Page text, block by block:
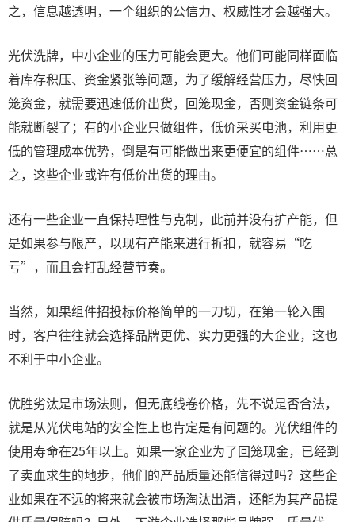
之，信息越透明，一个组织的公信力、权威性才会越强大。
光伏洗牌，中小企业的压力可能会更大。他们可能同样面临
着库存积压、资金紧张等问题，为了缓解经营压力，尽快回
笼资金，就需要迅速低价出货，回笼现金，否则资金链条可
能就断裂了；有的小企业只做组件，低价采买电池，利用更
低的管理成本优势，倒是有可能做出来更便宜的组件……总
之，这些企业或许有低价出货的理由。
还有一些企业一直保持理性与克制，此前并没有扩产能，但
是如果参与限产，以现有产能来进行折扣，就容易“吃
亏”，而且会打乱经营节奏。
当然，如果组件招投标价格简单的一刀切，在第一轮入围
时，客户往往就会选择品牌更优、实力更强的大企业，这也
不利于中小企业。
优胜劣汰是市场法则，但无底线卷价格，先不说是否合法，
就是从光伏电站的安全性上也肯定是有问题的。光伏组件的
使用寿命在25年以上。如果一家企业为了回笼现金，已经到
了卖血求生的地步，他们的产品质量还能信得过吗？这些企
业如果在不远的将来就会被市场淘汰出清，还能为其产品提